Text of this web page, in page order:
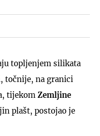
topljenjem silikata
točnije, na granici
tijekom Zemljine
plašt, postojao je